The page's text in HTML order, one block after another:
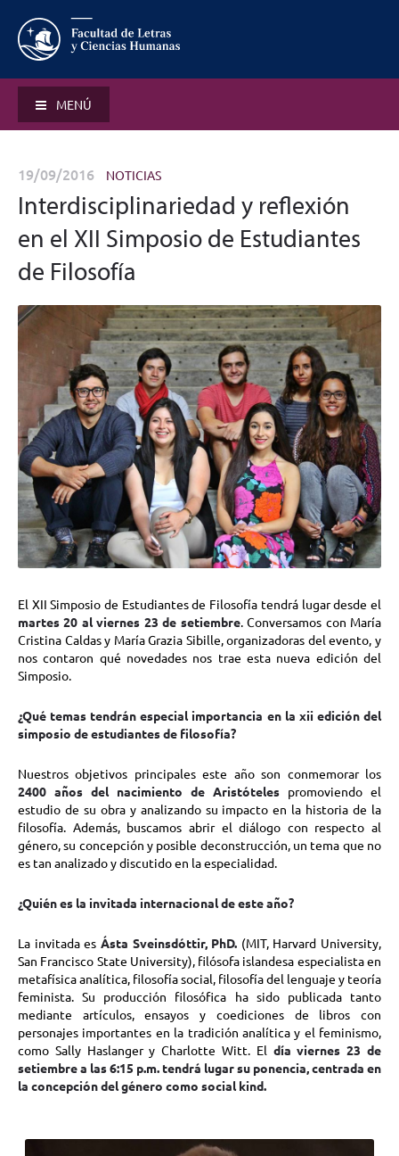
MENÚ
19/09/2016 NOTICIAS
Interdisciplinariedad y reflexión
en el XII Simposio de Estudiantes
de Filosofía
El XII Simposio de Estudiantes de Filosofía tendrá lugar desde el
martes 20 al viernes 23 de setiembre.Conversamos con María
Cristina Caldas y María Grazia Sibille, organizadoras del evento, y
nos contaron qué novedades nos trae esta nueva edición del
Simposio.
¿Qué temas tendrán especial importancia en la xii edición del
simposio de estudiantes de filosofía?
Nuestros objetivos principales este año son conmemorar los
2400 años del nacimiento de Aristóteles promoviendo el
estudio de su obra y analizando su impacto en la historia de la
filosofía. Además, buscamos abrir el diálogo con respecto al
género, su concepción y posible deconstrucción, un tema que no
es tan analizado y discutido en la especialidad.
¿Quién es la invitada internacional de este año?
La invitada es Ásta Sveinsdóttir, PhD. (MIT, Harvard University,
San Francisco State University), filósofa islandesa especialista en
metafísica analítica, filosofía social, filosofía del lenguaje y teoría
feminista. Su producción filosófica ha sido publicada tanto
mediante artículos, ensayos y coediciones de libros con
personajes importantes en la tradición analítica y el feminismo,
como Sally Haslanger y Charlotte Witt. El día viernes 23 de
setiembre a las 6:15 p.m. tendrá lugar su ponencia, centrada en
la concepción del género como social kind.